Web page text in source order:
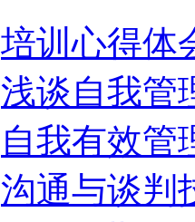
培训心得体
浅谈自我管
自我有效管
沟通与谈判